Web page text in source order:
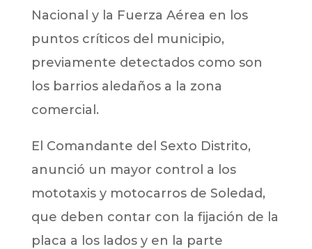
Nacional y la Fuerza Aérea en los
puntos críticos del municipio,
previamente detectados como son
los barrios aledaños a la zona
comercial.
El Comandante del Sexto Distrito,
anunció un mayor control a los
mototaxis y motocarros de Soledad,
que deben contar con la fijación de la
placa a los lados y en la parte